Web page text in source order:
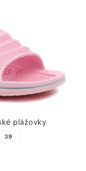
plážovky
39